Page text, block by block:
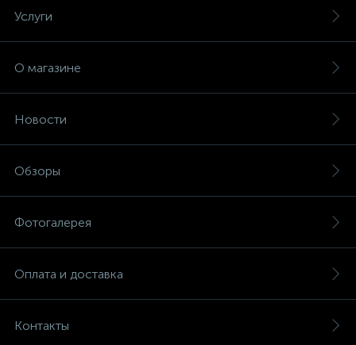
Услуги
О магазине
Новости
Обзоры
Фотогалерея
Оплата и доставка
Контакты